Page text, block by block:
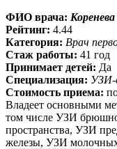
ФИО врача:
Рейтинг: 4.44
Категория: Врач
Стаж работы: 41 год
Принимает детей: Да
Специализация: УЗИ-
Стоимость приема:
Владеет основными
том числе УЗИ
пространства, УЗИ
железы, УЗИ